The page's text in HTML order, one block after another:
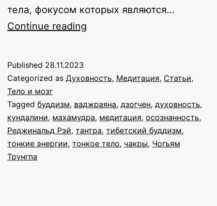
тела, фокусом которых являются…
Continue reading
Интервью
Реджинальдом
Рэем
Published 28.11.2023
Categorized as Духовность, Медитация, Статьи,
Тело и мозг
Tagged буддизм, ваджраяна, дзогчен, духовность,
кундалини, махамудра, медитация, осознанность,
Реджинальд Рэй, тантра, тибетский буддизм,
тонкие энергии, тонкое тело, чакры, Чогьям
Трунгпа